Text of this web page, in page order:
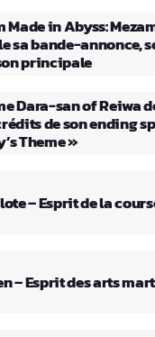
Made in Abyss:
sa bande-annonce,
principale
Dara-san of Reiwa
de son ending
Theme »
– Esprit de la
– Esprit des arts